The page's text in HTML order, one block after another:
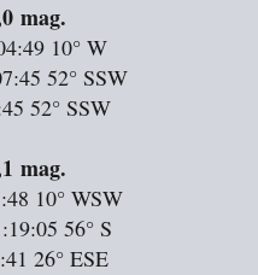
mag.
10° W
52° SSW
52° SSW
mag.
10° WSW
56° S
26° ESE